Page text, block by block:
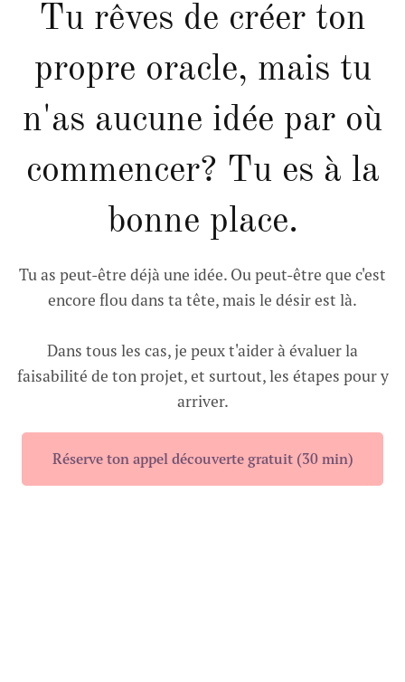
Tu rêves de créer ton
propre oracle, mais tu
n'as aucune idée par où
commencer? Tu es à la
bonne place.
Tu as peut-être déjà une idée. Ou peut-être que c'est
encore flou dans ta tête, mais le désir est là.
Dans tous les cas, je peux t'aider à évaluer la
faisabilité de ton projet, et surtout, les étapes pour y
arriver.
Réserve ton appel découverte gratuit (30 min)